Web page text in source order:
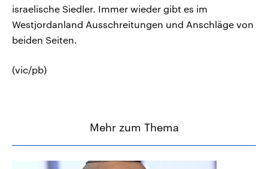
israelische Siedler. Immer wieder gibt es im
Westjordanland Ausschreitungen und Anschläge von
beiden Seiten.
(vic/pb)
Mehr zum Thema